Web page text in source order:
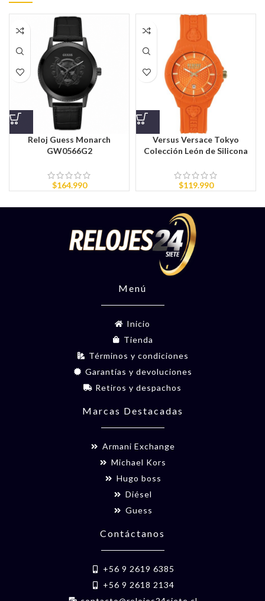
Reloj Guess Monarch
GW0566G2
$164.990
Versus Versace Tokyo
Colección León de Silicona
$119.990
Menú
Inicio
Tienda
Términos y condiciones
Garantías y devoluciones
Retiros y despachos
Marcas Destacadas
Armani Exchange
Michael Kors
Hugo boss
Diésel
Guess
Contáctanos
+56 9 2619 6385
+56 9 2618 2134